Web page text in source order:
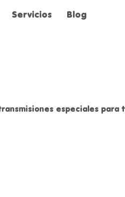
Servicios Blog
especiales para